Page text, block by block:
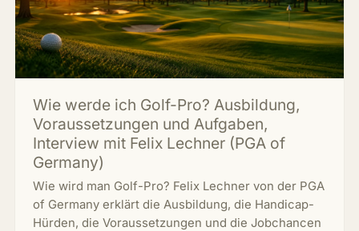
Wie werde ich Golf-Pro? Ausbildung,
Voraussetzungen und Aufgaben,
Interview mit Felix Lechner (PGA of
Germany)
Wie wird man Golf-Pro? Felix Lechner von der PGA
of Germany erklärt die Ausbildung, die Handicap-
Hürden, die Voraussetzungen und die Jobchancen